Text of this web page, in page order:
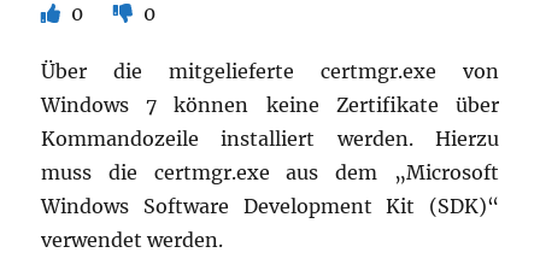
0 0
Über die mitgelieferte certmgr.exe von
Windows 7 können keine Zertifikate über
Kommandozeile installiert werden. Hierzu
muss die certmgr.exe aus dem „Microsoft
Windows Software Development Kit (SDK)“
verwendet werden.